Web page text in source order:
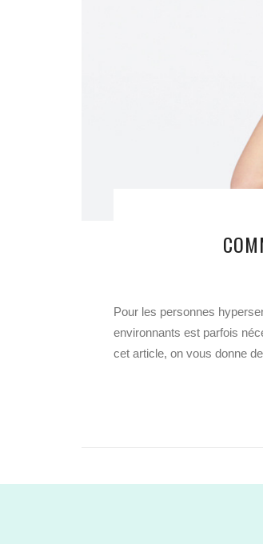
Pour les personnes
environnants est parfois
cet article, on vous donne